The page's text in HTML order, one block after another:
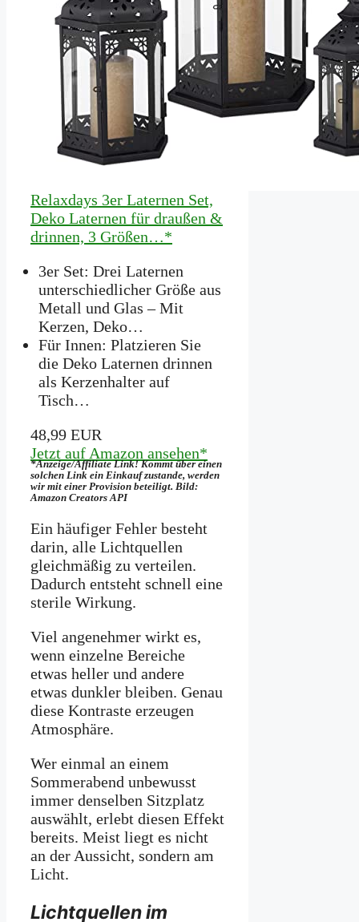
Relaxdays 3er Laternen Set,
Deko Laternen für draußen &
drinnen, 3 Größen…*
3er Set: Drei Laternen
unterschiedlicher Größe aus
Metall und Glas – Mit
Kerzen, Deko…
Für Innen: Platzieren Sie
die Deko Laternen drinnen
als Kerzenhalter auf
Tisch…
48,99 EUR
Jetzt auf Amazon ansehen*
*Anzeige/Affiliate Link! Kommt über einen
solchen Link ein Einkauf zustande, werden
wir mit­ einer Provision beteiligt. Bild:
Amazon Creators API
Ein häufiger Fehler besteht
darin, alle Lichtquellen
gleichmäßig zu verteilen.
Dadurch entsteht schnell eine
sterile Wirkung.
Viel angenehmer wirkt es,
wenn einzelne Bereiche
etwas heller und andere
etwas dunkler bleiben. Genau
diese Kontraste erzeugen
Atmosphäre.
Wer einmal an einem
Sommerabend unbewusst
immer denselben Sitzplatz
auswählt, erlebt diesen Effekt
bereits. Meist liegt es nicht
an der Aussicht, sondern am
Licht.
Lichtquellen im